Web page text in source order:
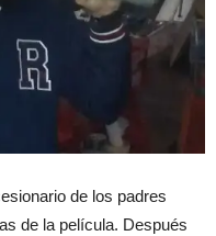
de los padres
de la película. Después